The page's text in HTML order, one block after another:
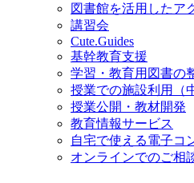
図書館を活用したア
講習会
Cute.Guides
基幹教育支援
学習・教育用図書の
授業での施設利用（
授業公開・教材開発
教育情報サービス
自宅で使える電子コ
オンラインでのご相